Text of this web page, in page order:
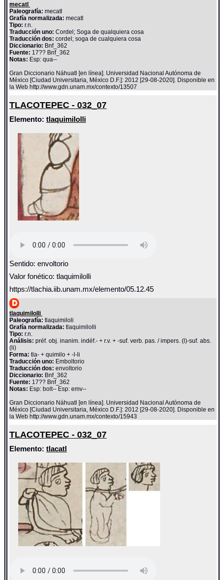
mecatl
Paleografía: mecatl
Grafía normalizada: mecatl
Tipo: r.n.
Traducción uno: Cordel; Soga de qualquiera cosa
Traducción dos: cordel; soga de cualquiera cosa
Diccionario: Bnf_362
Fuente: 17?? Bnf_362
Notas: Esp: qua--
Gran Diccionario Náhuatl [en línea]. Universidad Nacional Autónoma de
México [Ciudad Universitaria, México D.F.]: 2012 [29-08-2020]. Disponible en
la Web http://www.gdn.unam.mx/contexto/13507
TLACOTEPEC - 032_07
Elemento:tlaquimilolli
Sentido: envoltorio
Valor fonético: tlaquimilolli
https://tlachia.iib.unam.mx/elemento/05.12.45
tlaquimilolli
Paleografía: tlaquimiloli
Grafía normalizada: tlaquimilolli
Tipo: r.n.
Análisis: préf. obj. inanim. indéf.- + r.v. + -suf. verb. pas. / impers. (l)-suf. abs.
(li)
Forma: tla- + quimilo + -l-li
Traducción uno: Emboltorio
Traducción dos: envoltorio
Diccionario: Bnf_362
Fuente: 17?? Bnf_362
Notas: Esp: bolt-- Esp: emv--
Gran Diccionario Náhuatl [en línea]. Universidad Nacional Autónoma de
México [Ciudad Universitaria, México D.F.]: 2012 [29-08-2020]. Disponible en
la Web http://www.gdn.unam.mx/contexto/15943
TLACOTEPEC - 032_07
Elemento:tlacatl